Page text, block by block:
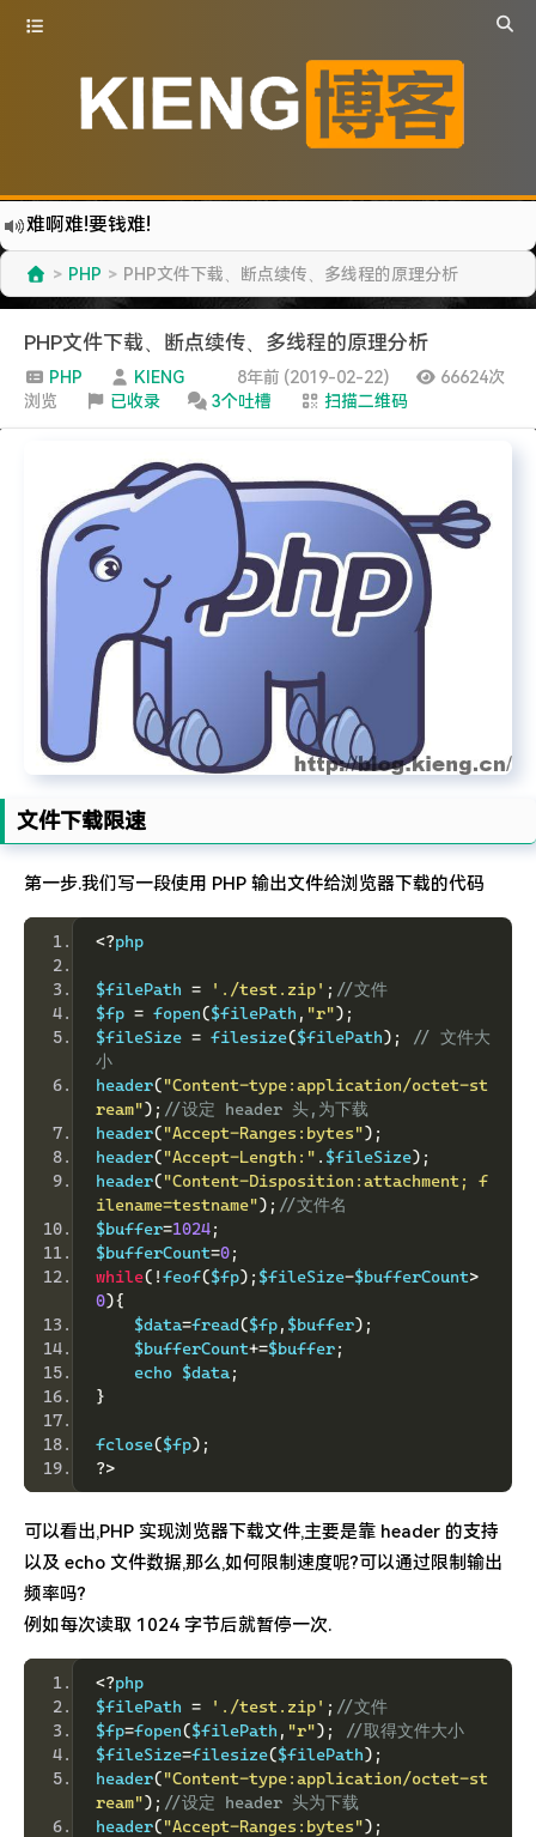
更新到WordPress5.6啦
有点伤心了,今年净遇到王某海这种人.
难啊难...
七牛的JS SDK 的文档真坑啊.
蓝奏云分享部分地区无法访问需手动修改www.lanzous.com变为:www.lanzoux.com
好气啊~原来使用的CDN服务商莫名其妙的给我服务取消了~
2022-09-04被罚款200元记6分.
特么的.电脑风扇坏了.快递还全部停发.太难了...求求了.疫情赶紧走吧.
难啊难!要钱难!
> PHP > PHP文件下载、断点续传、多线程的原理分析
PHP文件下载、断点续传、多线程的原理分析
PHP KIENG 8年前 (2019-02-22)
66624次
浏览
已收录 3个吐槽 扫描二维码
文件下载限速
第一步.我们写一段使用 PHP 输出文件给浏览器下载的代码
<?php
$filePath = './test.zip' ; //文件
$fp = fopen($filePath , "r");
$fileSize = filesize($filePath);
// 文件大
小
header("Content-type:application/octet-st
ream"); //设定 header 头,为下载
header("Accept-Ranges:bytes");
header("Accept-Length:" . $fileSize);
header("Content-Disposition:attachment; f
ilename=testname"); //文件名
$buffer=1024;
$bufferCount=0;
while(!feof($fp); $fileSize-$bufferCount>
0){
    $data
=fread($fp, $buffer);
    $bufferCount
+=$buffer;
    echo $data
;
}
fclose($fp);
?>
可以看出,PHP 实现浏览器下载文件,主要是靠 header 的支持
以及 echo 文件数据,那么,如何限制速度呢?可以通过限制输出
频率吗?
例如每次读取 1024 字节后就暂停一次.
<?php
$filePath = './test.zip' ; //文件
$fp=fopen($filePath , "r");
//取得文件大小
$fileSize=filesize($filePath);
header("Content-type:application/octet-st
ream"); //设定 header 头为下载
header("Accept-Ranges:bytes");